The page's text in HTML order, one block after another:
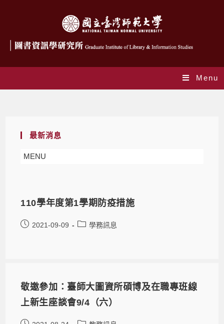
Menu
最新消息
MENU
110學年度第1學期防疫措施
2021-09-09 學務訊息
敬邀參加：臺師大圖資所碩博及在職專班線
上新生座談會9/4（六）